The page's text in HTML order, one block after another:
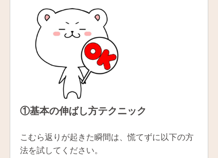
①基本の伸ばし方テクニック
こむら返りが起きた瞬間は、慌てずに以下の方
法を試してください。